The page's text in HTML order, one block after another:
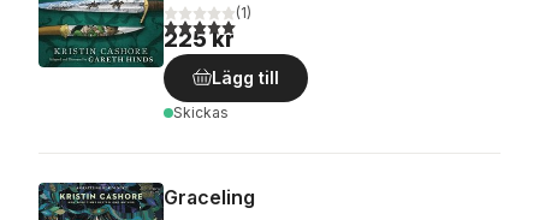
5,0utav 5 stjärnor. Totalt antal röster:
(1)
225 kr
Lägg till
Skickas
Graceling